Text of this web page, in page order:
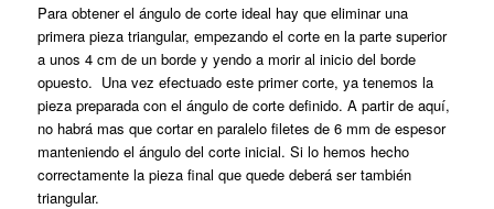
Para obtener el ángulo de corte ideal hay que eliminar una
primera pieza triangular, empezando el corte en la parte superior
a unos 4 cm de un borde y yendo a morir al inicio del borde
opuesto. Una vez efectuado este primer corte, ya tenemos la
pieza preparada con el ángulo de corte definido. A partir de aquí,
no habrá mas que cortar en paralelo filetes de 6 mm de espesor
manteniendo el ángulo del corte inicial. Si lo hemos hecho
correctamente la pieza final que quede deberá ser también
triangular.